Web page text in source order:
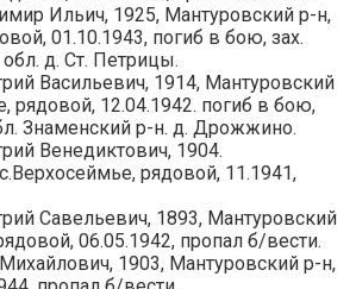
Ильич, 1925, Мантуровский р-н,
01.10.1943, погиб в бою, зах.
д. Ст. Петрицы.
Васильевич, 1914, Мантуровский
рядовой, 12.04.1942. погиб в бою,
Знаменский р-н. д. Дрожжино.
Венедиктович, 1904.
рядовой, 11.1941,
Савельевич, 1893, Мантуровский
06.05.1942, пропал б/вести.
1903, Мантуровский р-н,